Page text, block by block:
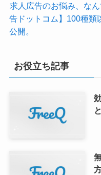
求人広告のお悩み、な
告ドットコム】100種類
公開。
お役立ち記事